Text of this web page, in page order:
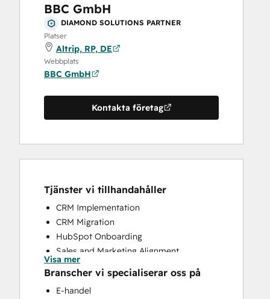
BBC GmbH
DIAMOND SOLUTIONS PARTNER
Platser
Altrip, RP, DE
Webbplats
BBC GmbH
Kontakta företag
Tjänster vi tillhandahåller
CRM Implementation
CRM Migration
HubSpot Onboarding
Sales and Marketing Alignment
Sales Coaching and Training
Visa mer
Branscher vi specialiserar oss på
E-handel